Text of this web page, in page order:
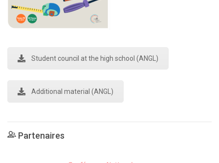
Student council at the high school (ANGL)
Additional material (ANGL)
Partenaires